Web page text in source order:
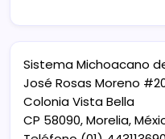
Sistema Michoacano
José Rosas Moreno
Colonia Vista Bella
CP 58090, Morelia,